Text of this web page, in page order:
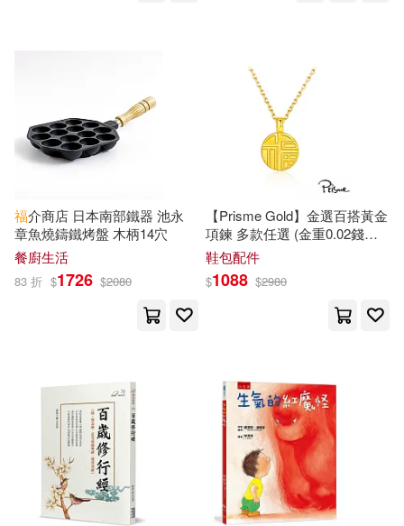
福智文化編輯室(22)
綺咲潔(22) 陳春萬(22)
きよせ(21) さびこ(21)
徐雅媛(21)
杜志建（主編）(21)
榮德基（主編）(21)
中國商業出版社(85) 三民(84)
北京聯合出版公司(84)
上海音樂出版社(81)
慕客館(81)
浙江教育出版社(81)
衛生福利部食品藥物管理署(80)
高寶(80)
福介商店 日本南部鐵器 池永
章魚燒鑄鐵烤盤 木柄14穴
餐廚生活
83 折 $1726 $2080
【Prisme Gold】金選百搭黃金
項鍊 多款任選 (金重0.02錢
±0.01)福
鞋包配件
$1088 $2980